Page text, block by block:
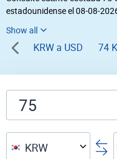
estadounidense el 08-08-
inversa, vaya a «
KRW a USD 74
KRW